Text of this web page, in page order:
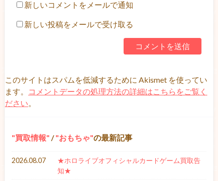
新しいコメントをメールで通知
新しい投稿をメールで受け取る
このサイトはスパムを低減するために Akismet を使ってい
ます。
コメントデータの処理方法の詳細はこちらをご覧く
ださい
買取情報 / おもちゃ の最新記事
2026.08.07
★ホロライブオフィシャルカードゲーム買取告
知★